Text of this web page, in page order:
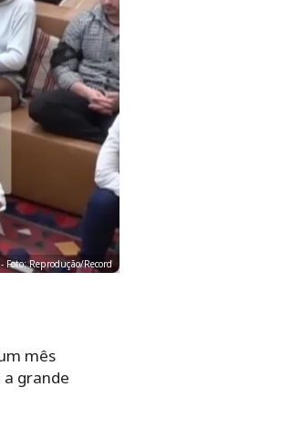
Foto: Reprodução/Record
mês
grande